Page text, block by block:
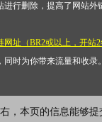
进行删除，提高了网站外
网址（BR2或以上，开站
同时为你带来流量和收录
，本页的信息能够提